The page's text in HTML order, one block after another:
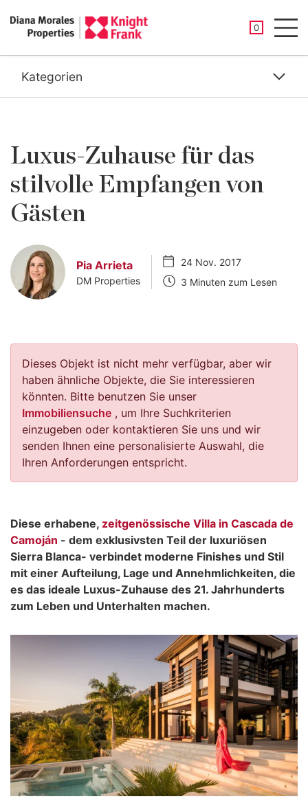
0
Kategorien
Luxus-Zuhause für das
stilvolle Empfangen von
Gästen
Pia Arrieta
DM Properties
24 Nov. 2017
3 Minuten zum Lesen
Dieses Objekt ist nicht mehr verfügbar, aber wir
haben ähnliche Objekte, die Sie interessieren
könnten. Bitte benutzen Sie unser
Immobiliensuche , um Ihre Suchkriterien
einzugeben oder kontaktieren Sie uns und wir
senden Ihnen eine personalisierte Auswahl, die
Ihren Anforderungen entspricht.
Diese erhabene, zeitgenössische Villa in Cascada de
Camoján - dem exklusivsten Teil der luxuriösen
Sierra Blanca- verbindet moderne Finishes und Stil
mit einer Aufteilung, Lage und Annehmlichkeiten, die
es das ideale Luxus-Zuhause des 21. Jahrhunderts
zum Leben und Unterhalten machen.